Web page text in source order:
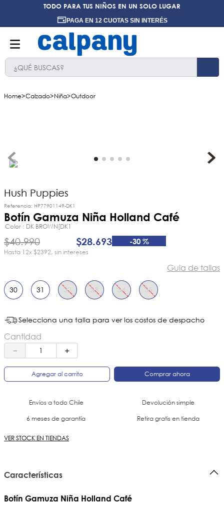
TODO PARA TUS NIÑOS EN UN SOLO LUGAR
PAGA EN 12 CUOTAS SIN INTERÉS
¿QUÉ BUSCAS?
Calzado Niña Outdoor
Hush Puppies
Referencia: HP77901149-DK1
Botín Gamuza Niña Holland Café
Color DK BROWN[DK1
$40.990 $28.693 -30 %
12x$2392 sin intereses
Guia de tallas
30 31 32 33 34 35
Selecciona una talla para ver los costos de despacho
Cantidad
＋
－
Agregar al carrito Comprar ahora
Envíos a todo Chile
Devolución simple
6 meses de garantía
Retira gratis en tienda
VER STOCK EN TIENDAS
Características
Botín Gamuza Niña Holland Café
6.
botin niño
7.
ergonomico
8.
zapatillas
9.